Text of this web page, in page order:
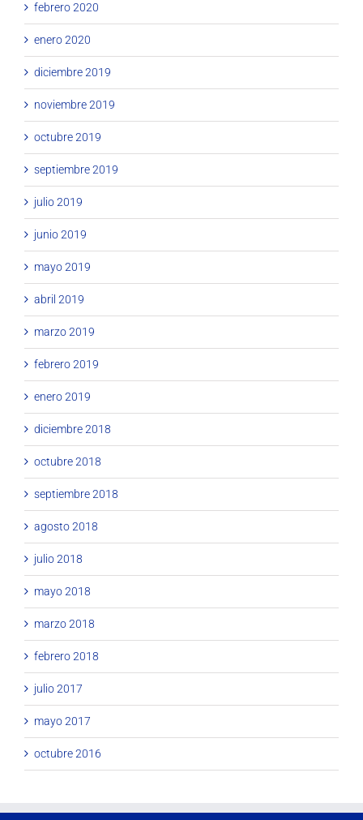
febrero 2020
enero 2020
diciembre 2019
noviembre 2019
octubre 2019
septiembre 2019
julio 2019
junio 2019
mayo 2019
abril 2019
marzo 2019
febrero 2019
enero 2019
diciembre 2018
octubre 2018
septiembre 2018
agosto 2018
julio 2018
mayo 2018
marzo 2018
febrero 2018
julio 2017
mayo 2017
octubre 2016